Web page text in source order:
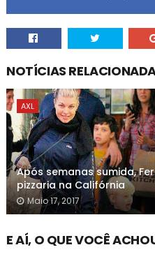
NOTÍCIAS
AXL
Após semanas sumida,
pizzaria na Califórnia
Maio 17, 2017
E AÍ, O QUE VOCÊ